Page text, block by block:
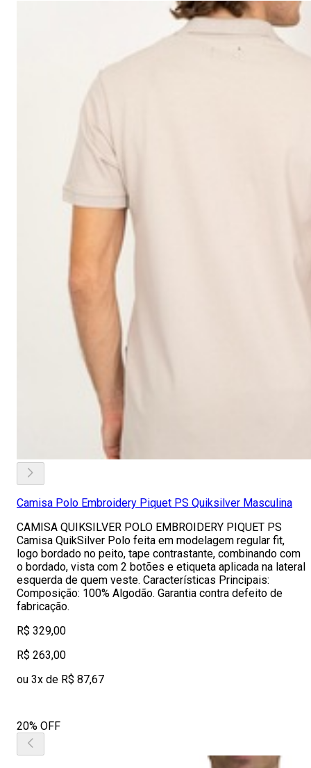
Camisa Polo Embroidery Piquet PS Quiksilver Masculina
CAMISA QUIKSILVER POLO EMBROIDERY PIQUET PS
Camisa QuikSilver Polo feita em modelagem regular fit,
logo bordado no peito, tape contrastante, combinando com
o bordado, vista com 2 botões e etiqueta aplicada na lateral
esquerda de quem veste. Características Principais:
Composição: 100% Algodão. Garantia contra defeito de
fabricação.
R$ 329,00
R$ 263,00
ou 3x de R$ 87,67
20% OFF